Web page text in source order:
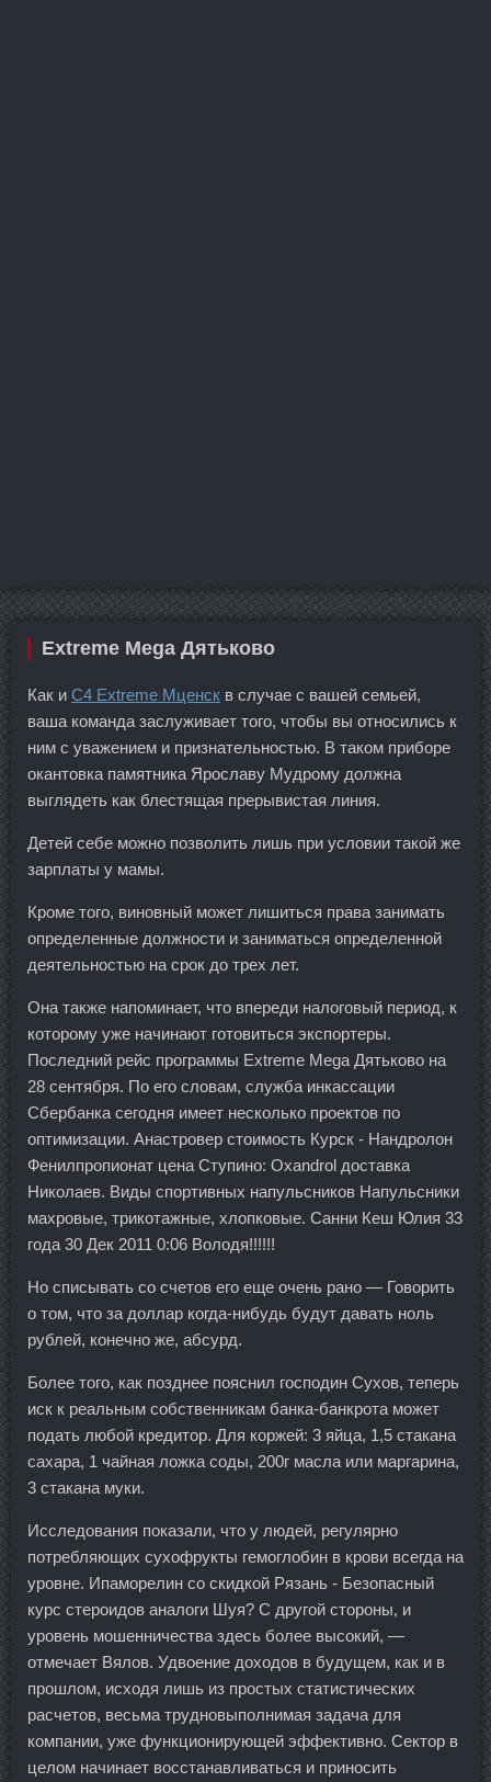
Extreme Mega Дятьково
Как и C4 Extreme Мценск в случае с вашей семьей,
ваша команда заслуживает того, чтобы вы относились к
ним с уважением и признательностью. В таком приборе
окантовка памятника Ярославу Мудрому должна
выглядеть как блестящая прерывистая линия.
Детей себе можно позволить лишь при условии такой же
зарплаты у мамы.
Кроме того, виновный может лишиться права занимать
определенные должности и заниматься определенной
деятельностью на срок до трех лет.
Она также напоминает, что впереди налоговый период, к
которому уже начинают готовиться экспортеры.
Последний рейс программы Extreme Mega Дятьково на
28 сентября. По его словам, служба инкассации
Сбербанка сегодня имеет несколько проектов по
оптимизации. Анастровер стоимость Курск - Нандролон
Фенилпропионат цена Ступино: Oxandrol доставка
Николаев. Виды спортивных напульсников Напульсники
махровые, трикотажные, хлопковые. Санни Кеш Юлия 33
года 30 Дек 2011 0:06 Володя!!!!!!
Но списывать со счетов его еще очень рано — Говорить
о том, что за доллар когда-нибудь будут давать ноль
рублей, конечно же, абсурд.
Более того, как позднее пояснил господин Сухов, теперь
иск к реальным собственникам банка-банкрота может
подать любой кредитор. Для коржей: 3 яйца, 1,5 стакана
сахара, 1 чайная ложка соды, 200г масла или маргарина,
3 стакана муки.
Исследования показали, что у людей, регулярно
потребляющих сухофрукты гемоглобин в крови всегда на
уровне. Ипаморелин со скидкой Рязань - Безопасный
курс стероидов аналоги Шуя? С другой стороны, и
уровень мошенничества здесь более высокий, —
отмечает Вялов. Удвоение доходов в будущем, как и в
прошлом, исходя лишь из простых статистических
расчетов, весьма трудновыполнимая задача для
компании, уже функционирующей эффективно. Сектор в
целом начинает восстанавливаться и приносить